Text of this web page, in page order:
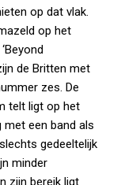
op dat vlak.
op het
de Britten met
zes. De
telt ligt op het
met een band als
gedeeltelijk
minder
zijn bereik ligt